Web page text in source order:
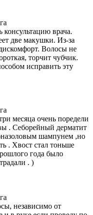
врача.
две макушки. Из-за
Волосы не
торчит чубчик.
исправить эту
месяца очень поредели
. Себорейный дерматит
шампунем ,но
. Хвост стал тоньше
года было
. )
независимо от